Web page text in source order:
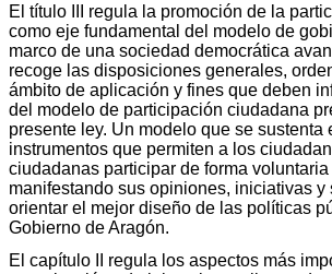
El título III regula la promoción de la
como eje fundamental del modelo de
marco de una sociedad democrática
recoge las disposiciones generales,
ámbito de aplicación y fines que deben
del modelo de participación ciudadana
presente ley. Un modelo que se sustenta
instrumentos que permiten a los
ciudadanas participar de forma voluntaria
manifestando sus opiniones, iniciativas y
orientar el mejor diseño de las políticas
Gobierno de Aragón.
El capítulo II regula los aspectos más